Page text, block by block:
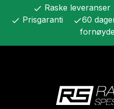
check Raske leveranser
check Prisgaranti check60